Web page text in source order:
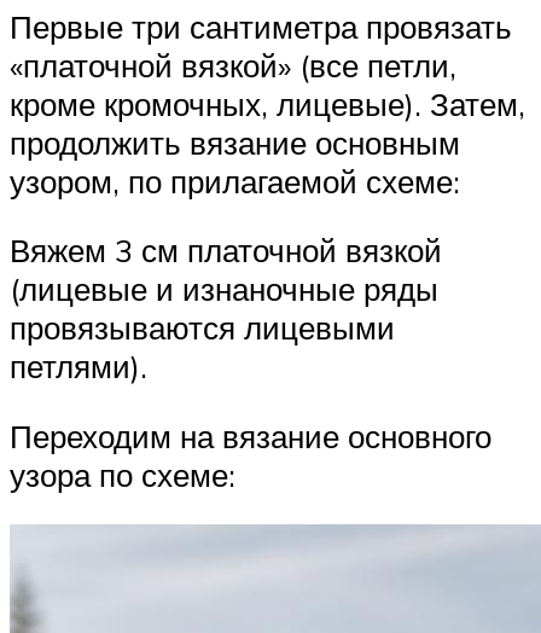
Первые три сантиметра провязать
«платочной вязкой» (все петли,
кроме кромочных, лицевые). Затем,
продолжить вязание основным
узором, по прилагаемой схеме:
Вяжем 3 см платочной вязкой
(лицевые и изнаночные ряды
провязываются лицевыми
петлями).
Переходим на вязание основного
узора по схеме: